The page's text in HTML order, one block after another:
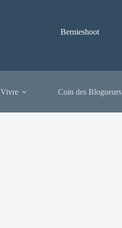
Bernieshoot
Coin des Blogueurs